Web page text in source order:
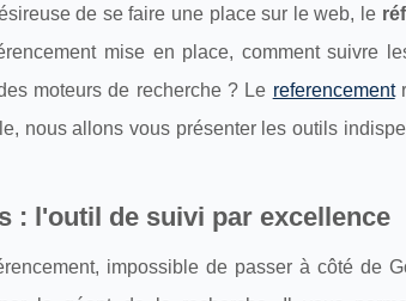
de se faire une place sur le web, le
mise en place, comment suivre
moteurs de recherche ? Le referencement
nous allons vous présenter les outils
: l'outil de suivi par excellence
impossible de passer à côté de